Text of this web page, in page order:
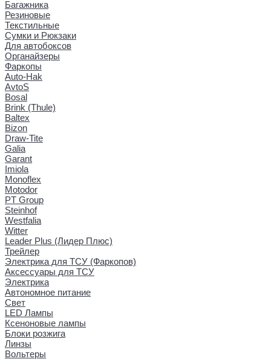
Багажника
Резиновые
Текстильные
Сумки и Рюкзаки
Для автобоксов
Органайзеры
Фаркопы
Auto-Hak
AvtoS
Bosal
Brink (Thule)
Baltex
Bizon
Draw-Tite
Galia
Garant
Imiola
Monoflex
Motodor
PT Group
Steinhof
Westfalia
Witter
Leader Plus (Лидер Плюс)
Трейлер
Электрика для ТСУ (Фаркопов)
Аксессуары для ТСУ
Электрика
Автономное питание
Свет
LED Лампы
Ксеноновые лампы
Блоки розжига
Линзы
Вольтеры